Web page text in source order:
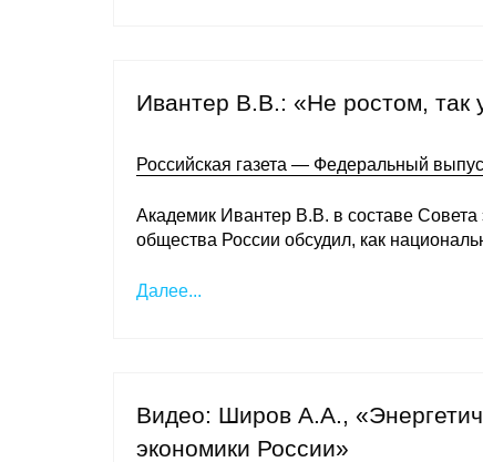
Ивантер В.В.: «Не ростом, так
Российская газета — Федеральный
Академик Ивантер В.В. в составе Совета
общества России обсудил, как
Далее...
Видео: Широв А.А.,
экономики России»